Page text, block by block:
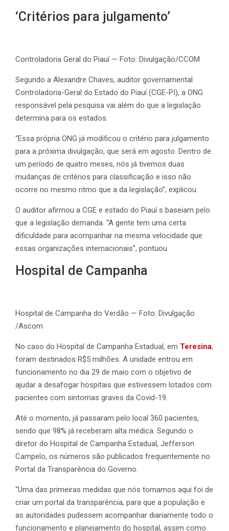
‘Critérios para julgamento’
Controladoria Geral do Piauí — Foto: Divulgação/CCOM
Segundo a Alexandre Chaves, auditor governamental
Controladoria-Geral do Estado do Piauí (CGE-PI), a ONG
responsável pela pesquisa vai além do que a legislação
determina para os estados.
“Essa própria ONG já modificou o critério para julgamento
para a próxima divulgação, que será em agosto. Dentro de
um período de quatro meses, nós já tivemos duas
mudanças de critérios para classificação e isso não
ocorre no mesmo ritmo que a da legislação”, explicou.
O auditor afirmou a CGE e estado do Piauí s baseiam pelo
que a legislação demanda. “A gente tem uma certa
dificuldade para acompanhar na mesma velocidade que
essas organizações internacionais”, pontuou.
Hospital de Campanha
Hospital de Campanha do Verdão — Foto: Divulgação
/Ascom
No caso do Hospital de Campanha Estadual, em Teresina,
foram destinados R$5 milhões. A unidade entrou em
funcionamento no dia 29 de maio com o objetivo de
ajudar a desafogar hospitais que estivessem lotados com
pacientes com sintomas graves da Covid-19.
Até o momento, já passaram pelo local 360 pacientes,
sendo que 98% já receberam alta médica. Segundo o
diretor do Hospital de Campanha Estadual, Jefferson
Campelo, os números são publicados frequentemente no
Portal da Transparência do Governo.
“Uma das primeiras medidas que nós tomamos aqui foi de
criar um portal da transparência, para que a população e
as autoridades pudessem acompanhar diariamente todo o
funcionamento e planejamento do hospital, assim como